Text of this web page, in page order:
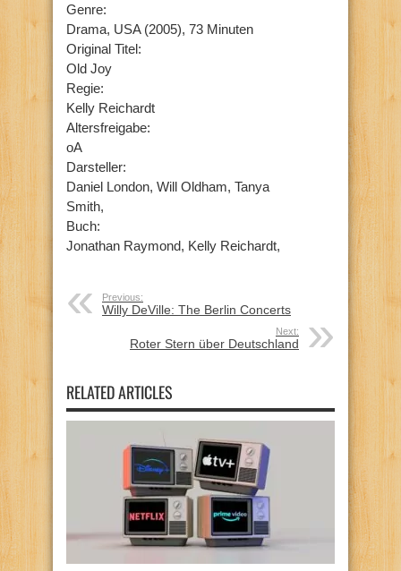
Genre:
Drama, USA (2005), 73 Minuten
Original Titel:
Old Joy
Regie:
Kelly Reichardt
Altersfreigabe:
oA
Darsteller:
Daniel London, Will Oldham, Tanya
Smith,
Buch:
Jonathan Raymond, Kelly Reichardt,
Previous:
Willy DeVille: The Berlin Concerts
Next:
Roter Stern über Deutschland
RELATED ARTICLES